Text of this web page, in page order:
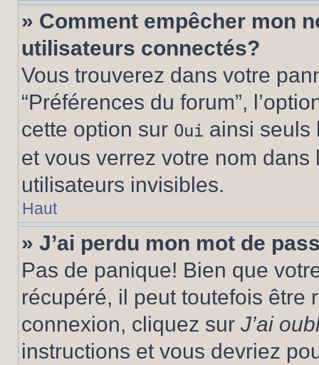
» Comment empêcher mon
utilisateurs connectés?
Vous trouverez dans votre
“Préférences du forum”,
cette option sur Oui ainsi seuls
et vous verrez votre nom
utilisateurs invisibles.
Haut
» J’ai perdu mon mot de
Pas de panique! Bien que
récupéré, il peut toutefois être
connexion, cliquez sur J’ai
instructions et vous devriez